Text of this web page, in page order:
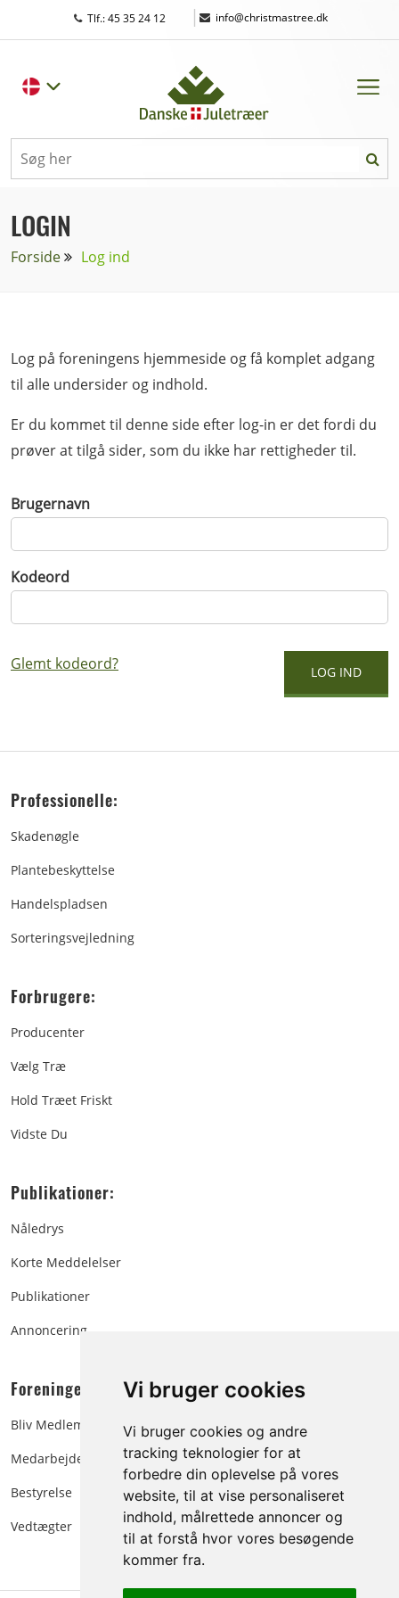
Vi bruger cookies
Vi bruger cookies og andre
tracking teknologier for at
forbedre din oplevelse på vores
website, til at vise personaliseret
indhold, målrettede annoncer og
til at forstå hvor vores besøgende
kommer fra.
Tlf.: 45 35 24 12 | info@christmastree.dk
LOGIN
Forside Log ind
Log på foreningens hjemmeside og få komplet adgang
til alle undersider og indhold.
Er du kommet til denne side efter log-in er det fordi du
prøver at tilgå sider, som du ikke har rettigheder til.
Brugernavn
Kodeord
Glemt kodeord?
Professionelle:
Skadenøgle
Plantebeskyttelse
Handelspladsen
Sorteringsvejledning
Forbrugere:
Producenter
Vælg Træ
Hold Træet Friskt
Vidste Du
Publikationer:
Nåledrys
Korte Meddelelser
Publikationer
Annoncering
Foreningen:
Bliv Medlem
Medarbejdere
Bestyrelse
Vedtægter